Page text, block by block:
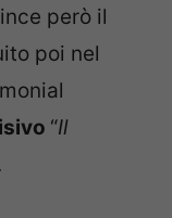
però il
poi nel
“Il